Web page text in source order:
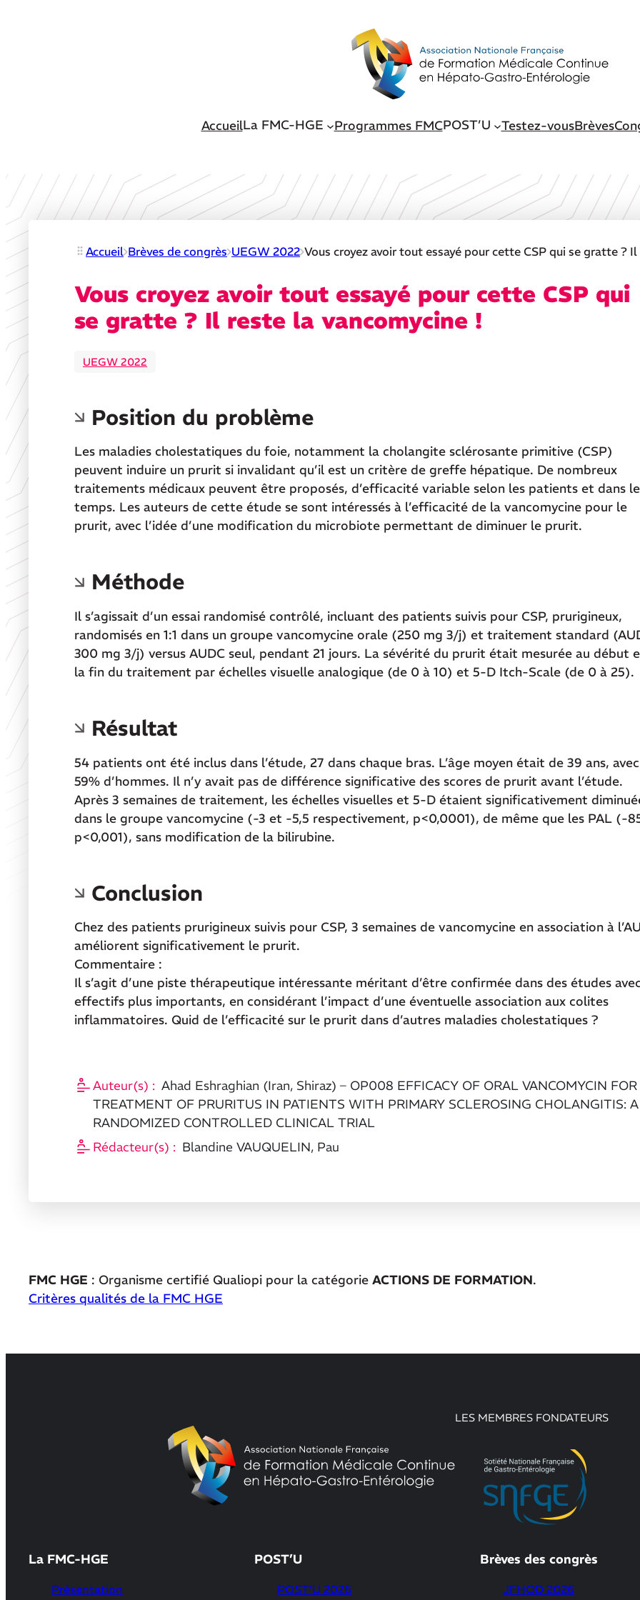
AccueilLa FMC-HGE Programmes FMCPOST’U Testez-vousBrèves
Accueil Brèves de congrès UEGW 2022 Vous croyez avoir tout essayé pour cette CSP qui se gratte ?
Vous croyez avoir tout essayé pour cette CSP qui
se gratte ? Il reste la vancomycine !
UEGW 2022
Position du problème
Les maladies cholestatiques du foie, notamment la cholangite sclérosante primitive (CSP)
peuvent induire un prurit si invalidant qu’il est un critère de greffe hépatique. De nombreux
traitements médicaux peuvent être proposés, d’efficacité variable selon les patients et dans le
temps. Les auteurs de cette étude se sont intéressés à l’efficacité de la vancomycine pour le
prurit, avec l’idée d’une modification du microbiote permettant de diminuer le prurit.
Méthode
Il s’agissait d’un essai randomisé contrôlé, incluant des patients suivis pour CSP, prurigineux,
randomisés en 1:1 dans un groupe vancomycine orale (250 mg 3/j) et traitement standard
300 mg 3/j) versus AUDC seul, pendant 21 jours. La sévérité du prurit était mesurée au début
la fin du traitement par échelles visuelle analogique (de 0 à 10) et 5-D Itch-Scale (de 0 à 25).
Résultat
54 patients ont été inclus dans l’étude, 27 dans chaque bras. L’âge moyen était de 39 ans, avec
59% d’hommes. Il n’y avait pas de différence significative des scores de prurit avant l’étude.
Après 3 semaines de traitement, les échelles visuelles et 5-D étaient significativement
dans le groupe vancomycine (-3 et -5,5 respectivement, p<0,0001), de même que les PAL (-
p<0,001), sans modification de la bilirubine.
Conclusion
Chez des patients prurigineux suivis pour CSP, 3 semaines de vancomycine en association à
améliorent significativement le prurit.
Commentaire :
Il s’agit d’une piste thérapeutique intéressante méritant d’être confirmée dans des études
effectifs plus importants, en considérant l’impact d’une éventuelle association aux colites
inflammatoires. Quid de l’efficacité sur le prurit dans d’autres maladies cholestatiques ?
Auteur(s) : Ahad Eshraghian (Iran, Shiraz) – OP008 EFFICACY OF ORAL VANCOMYCIN FOR
TREATMENT OF PRURITUS IN PATIENTS WITH PRIMARY SCLEROSING CHOLANGITIS: A
RANDOMIZED CONTROLLED CLINICAL TRIAL
Rédacteur(s) : Blandine VAUQUELIN, Pau
FMC HGE : Organisme certifié Qualiopi pour la catégorie ACTIONS DE FORMATION.
Critères qualités de la FMC HGE
LES MEMBRES FONDATEURS
La FMC-HGE
Présentation
POST’U
POST’U 2026
Brèves des congrès
JFHOD 2026